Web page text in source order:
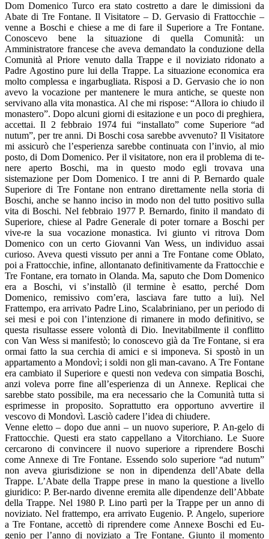
Dom Domenico Turco era stato costretto a dare le dimissioni da
Abate di Tre Fontane. Il Visitatore – D. Gervasio di Frattocchie –
venne a Boschi e chiese a me di fare il Superiore a Tre Fontane.
Conoscevo bene la situazione di quella Comunità: un
Amministratore francese che aveva demandato la conduzione della
Comunità al Priore venuto dalla Trappe e il noviziato ridonato a
Padre Agostino pure lui della Trappe. La situazione economica era
molto complessa e ingarbugliata. Risposi a D. Gervasio che io non
avevo la vocazione per mantenere le mura antiche, se queste non
servivano alla vita monastica. Al che mi rispose: “Allora io chiudo il
monastero”. Dopo alcuni giorni di esitazione e un poco di preghiera,
accettai. Il 2 febbraio 1974 fui “installato” come Superiore “ad
nutum”, per tre anni. Di Boschi cosa sarebbe avvenuto? Il Visitatore
mi assicurò che l’esperienza sarebbe continuata con l’invio, al mio
posto, di Dom Domenico. Per il visitatore, non era il problema di te-
nere aperto Boschi, ma in questo modo egli trovava una
sistemazione per Dom Domenico. I tre anni di P. Bernardo quale
Superiore di Tre Fontane non entrano direttamente nella storia di
Boschi, anche se hanno inciso in modo non del tutto positivo sulla
vita di Boschi. Nel febbraio 1977 P. Bernardo, finito il mandato di
Superiore, chiese al Padre Generale di poter tornare a Boschi per
vive-re la sua vocazione monastica. Ivi giunto vi ritrova Dom
Domenico con un certo Giovanni Van Wess, un individuo assai
curioso. Aveva questi vissuto per anni a Tre Fontane come Oblato,
poi a Frattocchie, infine, allontanato definitivamente da Frattocchie e
Tre Fontane, era tornato in Olanda. Ma, saputo che Dom Domenico
era a Boschi, vi s’installò (il termine è esatto, perché Dom
Domenico, remissivo com’era, lasciava fare tutto a lui). Nel
Frattempo, era arrivato Padre Lino, Scalabriniano, per un periodo di
sei mesi e poi con l’intenzione di rimanere in modo definitivo, se
questa risultasse essere volontà di Dio. Inevitabilmente il conflitto
con Van Wess si manifestò; lo conoscevo già da Tre Fontane, si era
ormai fatto la sua cerchia di amici e si imponeva. Si spostò in un
appartamento a Mondovì; i soldi non gli man-cavano. A Tre Fontane
era cambiato il Superiore e questi non vedeva con simpatia Boschi,
anzi voleva porre fine all’esperienza di un Annexe. Replicai che
sarebbe stato possibile, ma era necessario che la Comunità tutta si
esprimesse in proposito. Soprattutto era opportuno avvertire il
vescovo di Mondovì. Lasciò cadere l’idea di chiudere.
Venne eletto – dopo due anni – un nuovo superiore, P. An-gelo di
Frattocchie. Questi era stato cappellano a Vitorchiano. Le Suore
cercarono di convincere il nuovo superiore a riprendere Boschi
come Annexe di Tre Fontane. Essendo solo superiore “ad nutum”
non aveva giurisdizione se non in dipendenza dell’Abate della
Trappe. L’Abate della Trappe prese in mano la questione a livello
giuridico: P. Ber-nardo divenne eremita alle dipendenze dell’Abbate
della Trappe. Nel 1980 P. Lino partì per la Trappe per un anno di
noviziato. Nel frattempo, era arrivato Eugenio. P. Angelo, superiore
a Tre Fontane, accettò di riprendere come Annexe Boschi ed Eu-
genio per l’anno di noviziato a Tre Fontane. Giunto il momento